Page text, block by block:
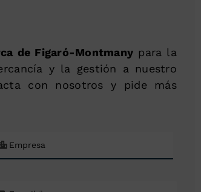
de Figaró-Montmany para la
y la gestión a nuestro
con nosotros y pide más